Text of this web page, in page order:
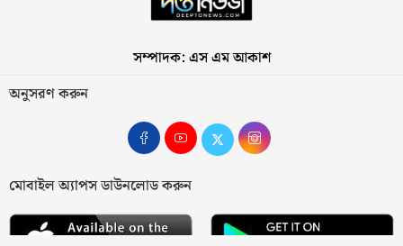
সম্পাদক: এস এম আকাশ
অনুসরণ করুন
মোবাইল অ্যাপস ডাউনলোড করুন